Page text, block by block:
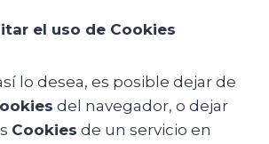
el uso de Cookies
lo desea, es posible dejar de
del navegador, o dejar
Cookies de un servicio en